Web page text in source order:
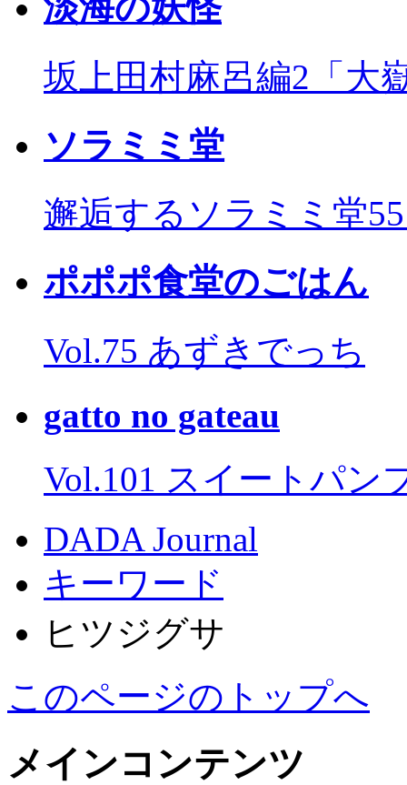
淡海の妖怪
坂上田村麻呂編2「大
ソラミミ堂
邂逅するソラミミ堂
ポポポ食堂のごはん
Vol.75 あずきでっち
gatto no gateau
Vol.101 スイートパン
DADA Journal
キーワード
ヒツジグサ
このページのトップへ
メインコンテンツ